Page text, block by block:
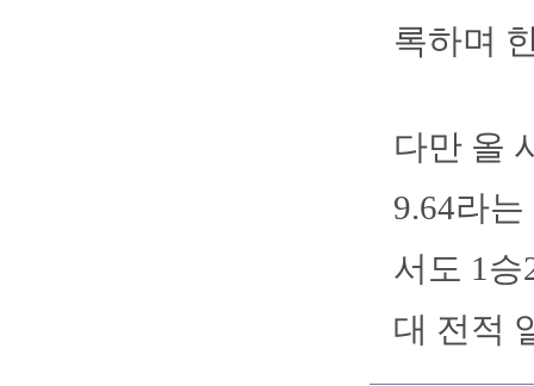
록하며
다만 올
9.64라
서도 1승
대 전적